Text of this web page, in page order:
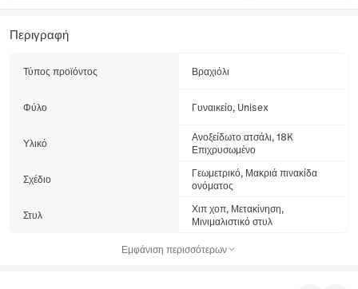
Περιγραφή
Τύπος προϊόντος Βραχιόλι
Φύλο Γυναικείο, Unisex
Υλικό
Ανοξείδωτο ατσάλι, 18K
Επιχρυσωμένο
Σχέδιο
Γεωμετρικό, Μακριά πινακίδα
ονόματος
Στυλ
Χιπ χοπ, Μετακίνηση,
Μινιμαλιστικό στυλ
Εμφάνιση περισσότερων